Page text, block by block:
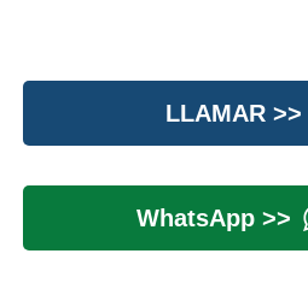
LLAMAR >>
WhatsApp >>